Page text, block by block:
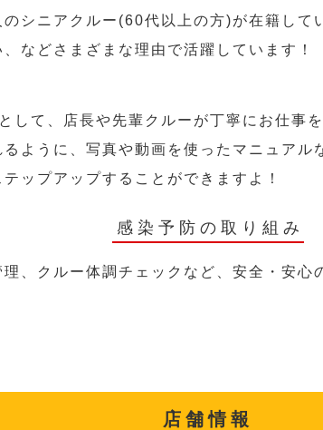
シニアクルー(60代以上の方)が在籍して
などさまざまな理由で活躍しています！
して、店長や先輩クルーが丁寧にお仕事を
ように、写真や動画を使ったマニュア
ップアップすることができますよ！
感染予防の取り組み
、クルー体調チェックなど、安全・安
店舗情報